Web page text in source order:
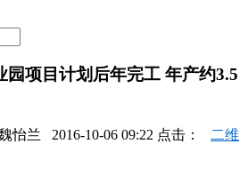
园项目计划后年完工 年产约3.5
怡兰 2016-10-06 09:22 点击： 二维